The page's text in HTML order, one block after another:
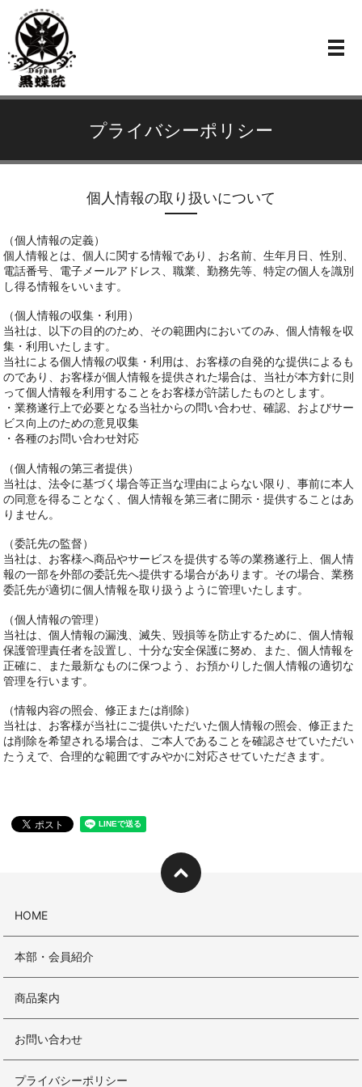
プライバシーポリシー
個人情報の取り扱いについて
（個人情報の定義）
個人情報とは、個人に関する情報であり、お名前、生年月日、性別、
電話番号、電子メールアドレス、職業、勤務先等、特定の個人を識別
し得る情報をいいます。
（個人情報の収集・利用）
当社は、以下の目的のため、その範囲内においてのみ、個人情報を収
集・利用いたします。
当社による個人情報の収集・利用は、お客様の自発的な提供によるも
のであり、お客様が個人情報を提供された場合は、当社が本方針に則
って個人情報を利用することをお客様が許諾したものとします。
・業務遂行上で必要となる当社からの問い合わせ、確認、およびサー
ビス向上のための意見収集
・各種のお問い合わせ対応
（個人情報の第三者提供）
当社は、法令に基づく場合等正当な理由によらない限り、事前に本人
の同意を得ることなく、個人情報を第三者に開示・提供することはあ
りません。
（委託先の監督）
当社は、お客様へ商品やサービスを提供する等の業務遂行上、個人情
報の一部を外部の委託先へ提供する場合があります。その場合、業務
委託先が適切に個人情報を取り扱うように管理いたします。
（個人情報の管理）
当社は、個人情報の漏洩、滅失、毀損等を防止するために、個人情報
保護管理責任者を設置し、十分な安全保護に努め、また、個人情報を
正確に、また最新なものに保つよう、お預かりした個人情報の適切な
管理を行います。
（情報内容の照会、修正または削除）
当社は、お客様が当社にご提供いただいた個人情報の照会、修正また
は削除を希望される場合は、ご本人であることを確認させていただい
たうえで、合理的な範囲ですみやかに対応させていただきます。
HOME
本部・会員紹介
商品案内
お問い合わせ
プライバシーポリシー